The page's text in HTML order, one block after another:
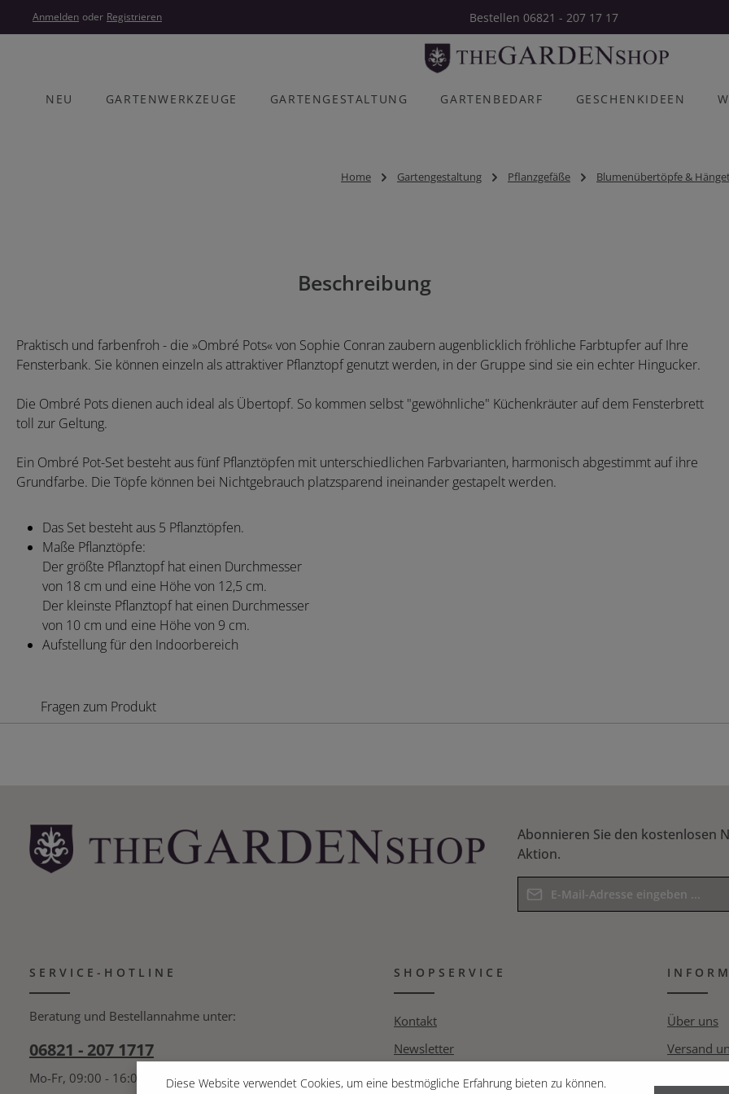
Hauptinhalt springen
Zur Hauptnavigation springen
Anmelden oder Registrieren Bestellen 06821 - 207 17 17
NEU GARTENWERKZEUGE GARTENGESTALTUNG GARTENBEDARF GESCHENKIDEEN
Home Gartengestaltung Pflanzgefäße Blumenübertöpfe &
Beschreibung
Praktisch und farbenfroh - die »Ombré Pots« von Sophie Conran zaubern augenblicklich fröhliche Farbtupfer auf Ihre
Fensterbank. Sie können einzeln als attraktiver Pflanztopf genutzt werden, in der Gruppe sind sie ein echter Hingucker.
Die Ombré Pots dienen auch ideal als Übertopf. So kommen selbst "gewöhnliche" Küchenkräuter auf dem Fensterbrett
toll zur Geltung.
Ein Ombré Pot-Set besteht aus fünf Pflanztöpfen mit unterschiedlichen Farbvarianten, harmonisch abgestimmt auf ihre
Grundfarbe. Die Töpfe können bei Nichtgebrauch platzsparend ineinander gestapelt werden.
Das Set besteht aus 5 Pflanztöpfen.
Maße Pflanztöpfe:
Der größte Pflanztopf hat einen Durchmesser
von 18 cm und eine Höhe von 12,5 cm.
Der kleinste Pflanztopf hat einen Durchmesser
von 10 cm und eine Höhe von 9 cm.
Aufstellung für den Indoorbereich
Fragen zum Produkt
Abonnieren Sie den kostenlosen
Aktion.
E-Mail-Adresse*
Kenntnis genommen und die AGB
bin mit ihnen einverstanden.*
Bitte geben Sie das Ergebnis der
SERVICE-HOTLINE
Beratung und Bestellannahme unter:
06821 - 207 1717
Mo-Fr, 09:00 - 16:00 Uhr
SHOPSERVICE
Kontakt
Newsletter
Pressespiegel
Über uns
Versand
Diese Website verwendet Cookies, um eine bestmögliche Erfahrung bieten zu können.